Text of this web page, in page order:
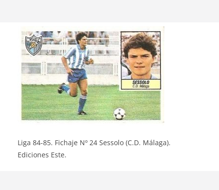
Liga 84-85. Fichaje Nº 24 Sessolo (C.D. Málaga).
Ediciones Este.